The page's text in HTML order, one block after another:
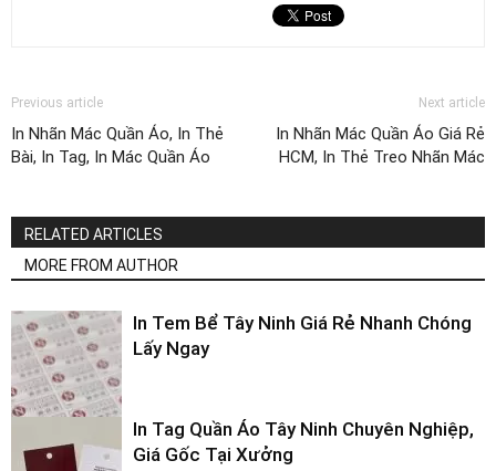
Previous article
In Nhãn Mác Quần Áo, In Thẻ
Bài, In Tag, In Mác Quần Áo
Next article
In Nhãn Mác Quần Áo Giá Rẻ
HCM, In Thẻ Treo Nhãn Mác
RELATED ARTICLES
MORE FROM AUTHOR
In Tem Bể Tây Ninh Giá Rẻ Nhanh Chóng
Lấy Ngay
In Tag Quần Áo Tây Ninh Chuyên Nghiệp,
Giá Gốc Tại Xưởng